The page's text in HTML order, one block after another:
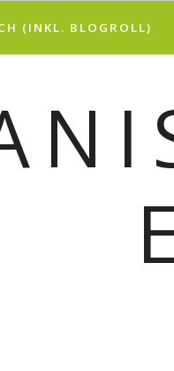
(INKL. BLOGROLL)